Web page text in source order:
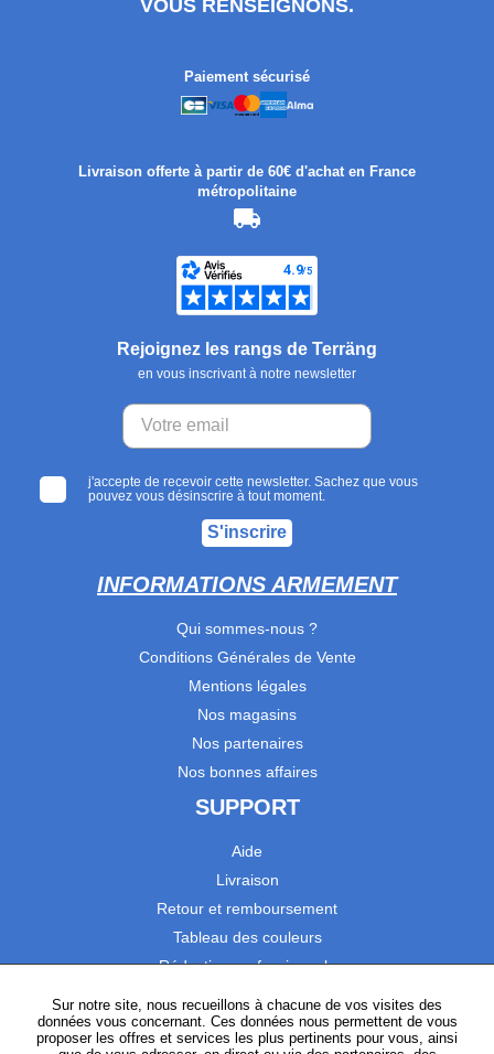
VOUS RENSEIGNONS.
Paiement sécurisé
Livraison offerte à partir de 60€ d'achat en France
métropolitaine
Rejoignez les rangs de Terräng
en vous inscrivant à notre newsletter
j'accepte de recevoir cette newsletter. Sachez que vous
pouvez vous désinscrire à tout moment.
S'inscrire
INFORMATIONS ARMEMENT
Qui sommes-nous ?
Conditions Générales de Vente
Mentions légales
Nos magasins
Nos partenaires
Nos bonnes affaires
SUPPORT
Aide
Livraison
Retour et remboursement
Tableau des couleurs
Réduction professionnels
Satisfaction Clients
Sur notre site, nous recueillons à chacune de vos visites des
données vous concernant. Ces données nous permettent de vous
proposer les offres et services les plus pertinents pour vous, ainsi